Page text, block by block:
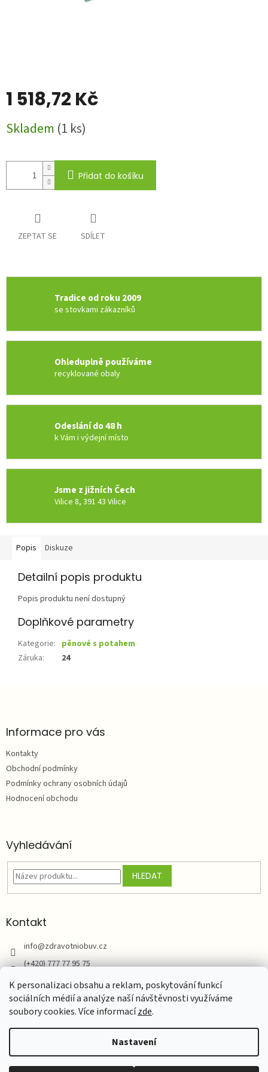
K personalizaci obsahu a reklam, poskytování funkcí
sociálních médií a analýze naší návštěvnosti využíváme
soubory cookies. Více informacízde.
Nastavení
1 518,72 Kč
cena:
Skladem (1 ks)
Přidat do košíku
ZEPTAT SE SDÍLET
Tradice od roku 2009
se stovkami zákazníků
Ohleduplně používáme
recyklované obaly
Odeslání do 48 h
k Vám i výdejní místo
Jsme z jižních Čech
Vilice 8, 391 43 Vilice
Popis Diskuze
Detailní popis produktu
Popis produktu není dostupný
Doplňkové parametry
Kategorie: pěnové s potahem
Záruka: 24
aInformace pro vás
Kontakty
Obchodní podmínky
Podmínky ochrany osobních údajů
Hodnocení obchodu
Vyhledávání
HLEDAT
Kontakt
info@zdravotniobuv.cz
(+420) 777 77 95 75
Zdravotní obuv
Copyright 2026Zdravotní obuv Natur Comfort. Všechna práva